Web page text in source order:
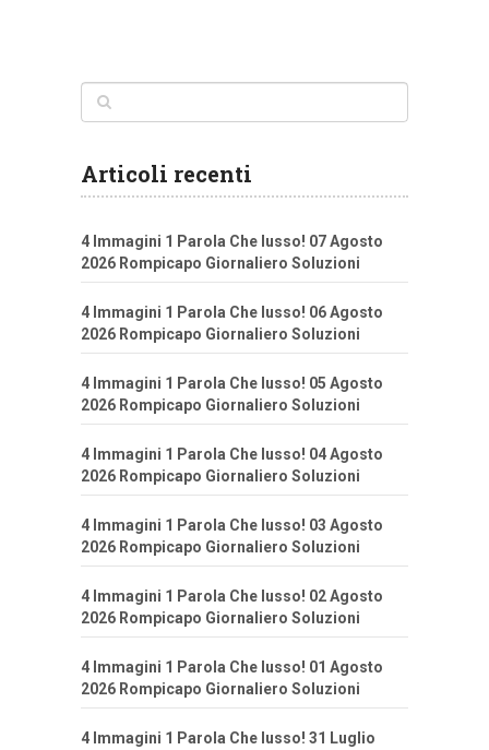
Articoli recenti
4 Immagini 1 Parola Che lusso! 07 Agosto
2026 Rompicapo Giornaliero Soluzioni
4 Immagini 1 Parola Che lusso! 06 Agosto
2026 Rompicapo Giornaliero Soluzioni
4 Immagini 1 Parola Che lusso! 05 Agosto
2026 Rompicapo Giornaliero Soluzioni
4 Immagini 1 Parola Che lusso! 04 Agosto
2026 Rompicapo Giornaliero Soluzioni
4 Immagini 1 Parola Che lusso! 03 Agosto
2026 Rompicapo Giornaliero Soluzioni
4 Immagini 1 Parola Che lusso! 02 Agosto
2026 Rompicapo Giornaliero Soluzioni
4 Immagini 1 Parola Che lusso! 01 Agosto
2026 Rompicapo Giornaliero Soluzioni
4 Immagini 1 Parola Che lusso! 31 Luglio